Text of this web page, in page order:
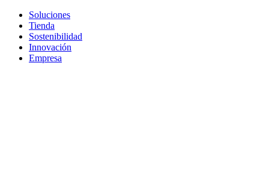
Soluciones
Tienda
Sostenibilidad
Innovación
Empresa